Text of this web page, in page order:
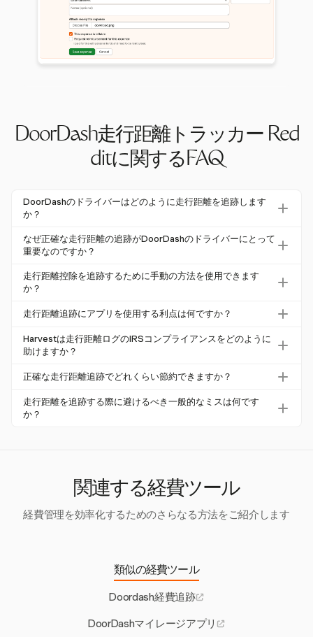
DoorDash走行距離トラッカー Red
ditに関するFAQ
DoorDashのドライバーはどのように走行距離を追跡します
か？
DoorDashのドライバーは、自動GPSベースのアプリやス
プレッドシートのような手動の方法を使用して走行距離を
離経費を追跡できる手動入力ソリューションを提供しま
す。
なぜ正確な走行距離の追跡がDoorDashのドライバーにとって
重要なのですか？
正確な走行距離の追跡は、DoorDashのドライバーにとっ
て税控除を最大化するために重要です。控除対象の走行距
の節約を失う可能性があります。
走行距離控除を追跡するために手動の方法を使用できます
か？
はい、走行距離控除を追跡するために手動の方法を使用で
arvestのアプリベースのソリューションは、経費を手動で
記録できるようにし、正確な記録を維持するのを簡単にし
ます。
走行距離追跡にアプリを使用する利点は何ですか？
アプリを使用して走行距離を追跡することは、便利さと正
確さを提供し、人為的なエラーを減らし、管理作業の時間
の使いやすいインターフェースは走行距離経費を簡単に追
跡できるようにします。
Harvestは走行距離ログのIRSコンプライアンスをどのように
助けますか？
HarvestはIRSに準拠した走行距離ログを専門としていませ
を保持できます。これにより、ログがIRSの基準を満た
し、監査時に保護され、控除を最大化するのに役立ちま
正確な走行距離追跡でどれくらい節約できますか？
正確な走行距離の追跡により、DoorDashのドライバーは
年間で1,300ドルから2,400ドルの税金を節約できます。
走行距離を追跡する際に避けるべき一般的なミスは何です
か？
確保し、これらの問題を軽減できます。
関連する経費ツール
経費管理を効率化するためのさらなる方法をご紹介します
類似の経費ツール
Doordash経費追跡
DoorDashマイレージアプリ